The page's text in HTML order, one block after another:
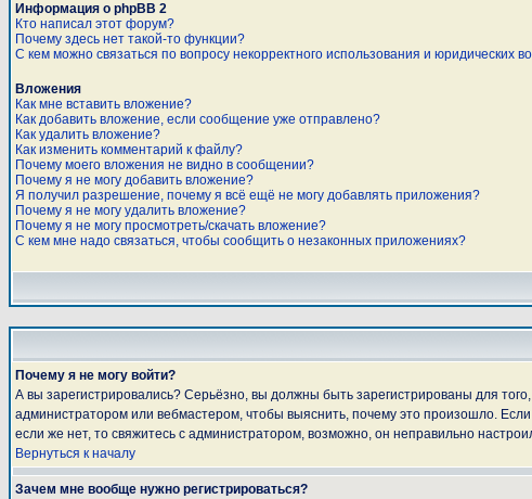
Информация о phpBB 2
Кто написал этот форум?
Почему здесь нет такой-то функции?
С кем можно связаться по вопросу некорректного использования и юридических
Вложения
Как мне вставить вложение?
Как добавить вложение, если сообщение уже отправлено?
Как удалить вложение?
Как изменить комментарий к файлу?
Почему моего вложения не видно в сообщении?
Почему я не могу добавить вложение?
Я получил разрешение, почему я всё ещё не могу добавлять приложения?
Почему я не могу удалить вложение?
Почему я не могу просмотреть/скачать вложение?
С кем мне надо связаться, чтобы сообщить о незаконных приложениях?
Почему я не могу войти?
А вы зарегистрировались? Серьёзно, вы должны быть зарегистрированы для
администратором или вебмастером, чтобы выяснить, почему это произошло.
если же нет, то свяжитесь с администратором, возможно, он неправильно
Вернуться к началу
Зачем мне вообще нужно регистрироваться?